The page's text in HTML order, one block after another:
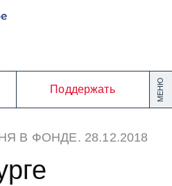
МЕНЮ
Поддержать
В ФОНДЕ. 28.12.2018